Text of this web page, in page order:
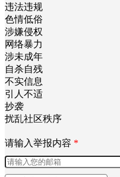
违法违规
色情低俗
涉嫌侵权
网络暴力
涉未成年
自杀自残
不实信息
引人不适
抄袭
扰乱社区秩序
请输入举报内容 *